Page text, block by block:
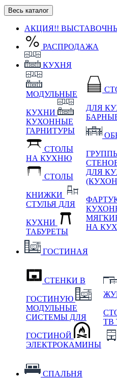
Весь каталог
АКЦИЯ!!
РАСПРОДАЖА
КУХНЯ
МОДУЛЬНЫЕ
КУХНИ
КУХОННЫЕ
ГАРНИТУРЫ
СТОЛЫ
НА КУХНЮ
СТОЛЫ
КНИЖКИ
СТУЛЬЯ ДЛЯ
КУХНИ
ТАБУРЕТЫ
ДЛЯ
ДЛЯ
НА
ГОСТИНАЯ
СТЕНКИ В
ГОСТИНУЮ
МОДУЛЬНЫЕ
СИСТЕМЫ ДЛЯ
ГОСТИНОЙ
ЭЛЕКТРОКАМИНЫ
ТВ
СПАЛЬНЯ